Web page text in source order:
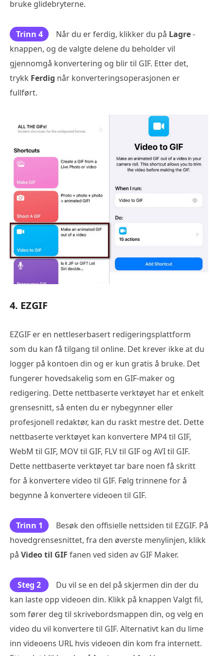
bruke glidebryterne.
Trinn 4 Når du er ferdig, klikker du på Lagre-
knappen, og de valgte delene du beholder vil
gjennomgå konvertering og blir til GIF. Etter det,
trykk Ferdig når konverteringsoperasjonen er
fullført.
4. EZGIF
EZGIF er en nettleserbasert redigeringsplattform
som du kan få tilgang til online. Det krever ikke at du
logger på kontoen din og er kun gratis å bruke. Det
fungerer hovedsakelig som en GIF-maker og
redigering. Dette nettbaserte verktøyet har et enkelt
grensesnitt, så enten du er nybegynner eller
profesjonell redaktør, kan du raskt mestre det. Dette
nettbaserte verktøyet kan konvertere MP4 til GIF,
WebM til GIF, MOV til GIF, FLV til GIF og AVI til GIF.
Dette nettbaserte verktøyet tar bare noen få skritt
for å konvertere video til GIF. Følg trinnene for å
begynne å konvertere videoen til GIF.
Trinn 1
Besøk den offisielle nettsiden til EZGIF. På
hovedgrensesnittet, fra den øverste menylinjen, klikk
på Video til GIF fanen ved siden av GIF Maker.
Steg 2
Du vil se en del på skjermen din der du
kan laste opp videoen din. Klikk på knappen Valgt fil,
som fører deg til skrivebordsmappen din, og velg en
video du vil konvertere til GIF. Alternativt kan du lime
inn videoens URL hvis videoen din kom fra internett.